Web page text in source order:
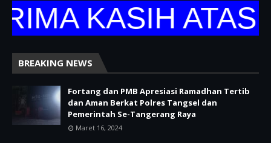
KASIH ATAS
BREAKING NEWS
Fortang dan PMB Apresiasi Ramadhan Tertib
dan Aman Berkat Polres Tangsel dan
Pemerintah Se-Tangerang Raya
Maret 16, 2024